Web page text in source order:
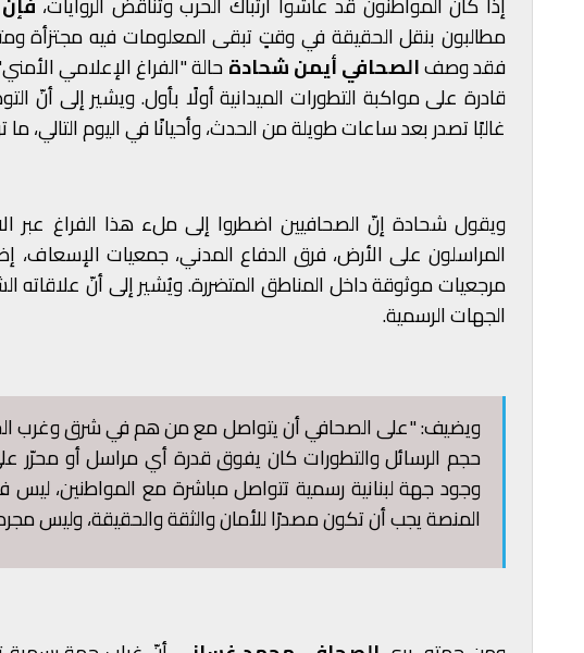
مطالبون بنقل الحقيقة في وقتٍ تبقى المعلومات فيه مجتزأة
فقد وصفالصحافي أيمن شحادةحالة "الفراغ الإعلامي
قادرة على مواكبة التطورات الميدانية أولًا بأول. ويشير إلى أنّ
غالبًا تصدر بعد ساعات طويلة من الحدث، وأحيانًا في اليوم التالي،
ويقول شحادة إنّ الصحافيين اضطروا إلى ملء هذا الفراغ عبر
المراسلون على الأرض، فرق الدفاع المدني، جمعيات الإسعاف،
مرجعيات موثوقة داخل المناطق المتضررة. ويُشير إلى أنّ علاقاته
الجهات الرسمية.
ويضيف: "على الصحافي أن يتواصل مع من هم في شرق وغرب
حجم الرسائل والتطورات كان يفوق قدرة أي مراسل أو محرّر على
وجود جهة لبنانية رسمية تتواصل مباشرة مع المواطنين، ليس
المنصة يجب أن تكون مصدرًا للأمان والثقة والحقيقة، وليس مجرد